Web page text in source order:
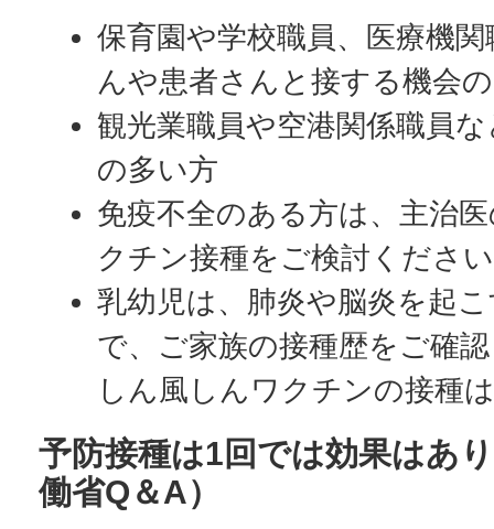
保育園や学校職員、医療機
んや患者さんと接する機会
観光業職員や空港関係職員
の多い方
免疫不全のある方は、主治
クチン接種をご検討ください
乳幼児は、肺炎や脳炎を起
で、ご家族の接種歴をご確
しん風しんワクチンの接種
予防接種は1回では効果はあ
働省Q＆A）